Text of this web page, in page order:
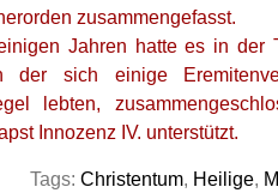
zusammengefasst.
Jahren hatte es in der
der sich einige
lebten,
Innozenz IV. unterstützt.
Tags: Christentum, Heilige,